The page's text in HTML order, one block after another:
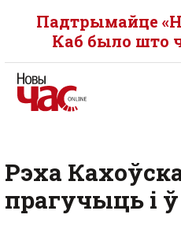
Падтрымайце
Каб было што
Рэха
прагучыць і